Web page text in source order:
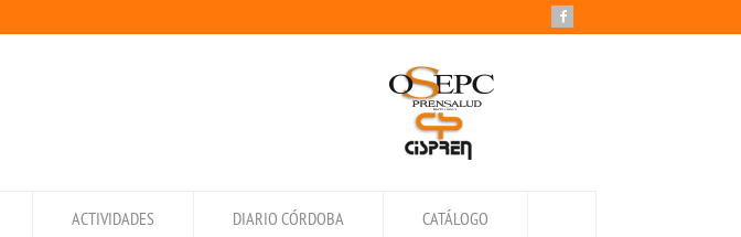
ACTIVIDADES DIARIO CÓRDOBA CATÁLOGO